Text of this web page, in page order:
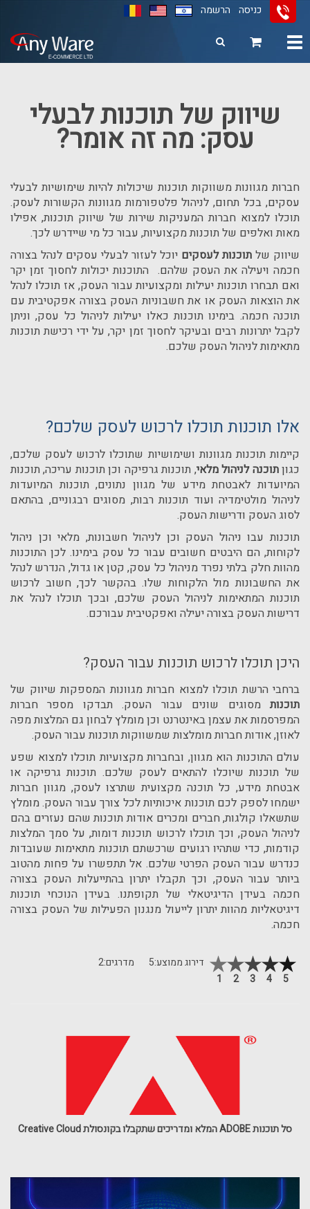
11
12
13
כניסה הרשמה
Toggle
שיווק של תוכנות לבעלי
עסק: מה זה אומר?
חברות מגוונות משווקות תוכנות שיכולות להיות שימושיות לבעלי
עסקים, בכל תחום, לניהול פלטפורמות מגוונות הקשורות לעסק.
תוכלו למצוא חברות המעניקות שירות של שיווק תוכנות, אפילו
מאות ואלפים של תוכנות מקצועיות, עבור כל מי שיידרש לכך.
שיווק של תוכנות לעסקים יוכל לעזור לבעלי עסקים לנהל בצורה
חכמה ויעילה את העסק שלהם. התוכנות יכולות לחסוך זמן יקר
ואם תבחרו תוכנות יעילות ומקצועיות עבור העסק, אז תוכלו לנהל
את הוצאות העסק או את חשבוניות העסק בצורה אפקטיבית עם
תוכנה חכמה. בימינו תוכנות כאלו יעילות לניהול כל עסק, וניתן
לקבל יתרונות רבים ובעיקר לחסוך זמן יקר, על ידי רכישת תוכנות
מתאימות לניהול העסק שלכם.
אלו תוכנות תוכלו לרכוש לעסק שלכם?
קיימות תוכנות מגוונות ושימושיות שתוכלו לרכוש לעסק שלכם,
כגוןתוכנה לניהול מלאי, תוכנות גרפיקה וכן תוכנות עריכה, תוכנות
המיועדות לאבטחת מידע של מגוון נתונים, תוכנות המיועדות
לניהול מולטימדיה ועוד תוכנות רבות, מסוגים רבגוניים, בהתאם
לסוג העסק ודרישות העסק.
תוכנות עבו ניהול העסק וכן לניהול חשבונות, מלאי וכן ניהול
לקוחות, הם היבטים חשובים עבור כל עסק בימינו. לכן התוכנות
מהוות חלק בלתי נפרד מניהול כל עסק, קטן או גדול, הנדרש לנהל
את החשבונות מול הלקוחות שלו. בהקשר לכך, חשוב לרכוש
תוכנות המתאימות לניהול העסק שלכם, ובכך תוכלו לנהל את
דרישות העסק בצורה יעילה ואפקטיבית עבורכם.
היכן תוכלו לרכוש תוכנות עבור העסק?
ברחבי הרשת תוכלו למצוא חברות מגוונות המספקות שיווק של
תוכנות מסוגים שונים עבור העסק. תבדקו מספר חברות
המפרסמות את עצמן באינטרנט וכן מומלץ לבחון גם המלצות מפה
לאוזן, אודות חברות מומלצות שמשווקות תוכנות עבור העסק.
עולם התוכנות הוא מגוון, ובחברות מקצועיות תוכלו למצוא שפע
של תוכנות שיוכלו להתאים לעסק שלכם. תוכנות גרפיקה או
אבטחת מידע, כל תוכנה מקצועית שתרצו לעסק, מגוון חברות
ישמחו לספק לכם תוכנות איכותיות לכל צורך עבור העסק. מומלץ
שתשאלו קולגות, חברים ומכרים אודות תוכנות שהם נעזרים בהם
לניהול העסק, וכך תוכלו לרכוש תוכנות דומות, על סמך המלצות
קודמות, כדי שתהיו רגועים שרכשתם תוכנות מתאימות שעובדות
כנדרש עבור העסק הפרטי שלכם. אל תתפשרו על פחות מהטוב
ביותר עבור העסק, וכך תקבלו יתרון בהתייעלות העסק בצורה
חכמה בעידן הדיגיטאלי של תקופתנו. בעידן הנוכחי תוכנות
דיגיטאליות מהוות יתרון לייעול מנגנון הפעילות של העסק בצורה
חכמה.
דירוג ממוצע:5 מדרגים:2
5
4
3
2
1
סל תוכנות ADOBE המלא ומדריכים שתקבלו בקונסולת Creative Cloud